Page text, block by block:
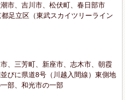
市、吉川市、松伏町、春日部市
都足立区（東武スカイツリーライン
、三芳町、新座市、志木市、朝霞
びに県道8号（川越入間線）東側地
部、和光市の一部